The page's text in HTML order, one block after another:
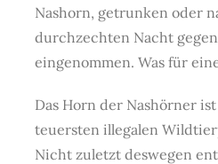
Nashorn, getrunken oder
durchzechten Nacht
eingenommen. Was für
Das Horn der Nashörner
teuersten illegalen
Nicht zuletzt deswegen